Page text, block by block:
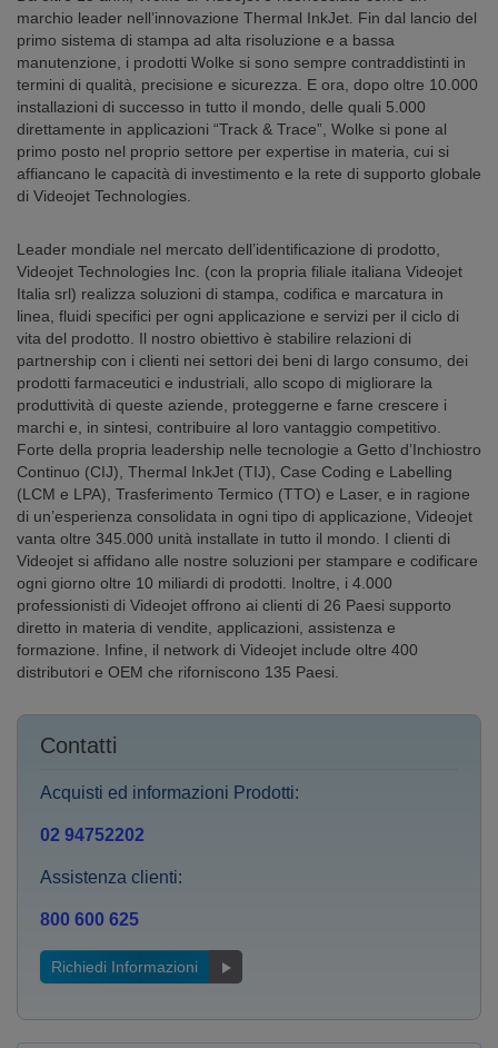
marchio leader nell’innovazione Thermal InkJet. Fin dal lancio del
primo sistema di stampa ad alta risoluzione e a bassa
manutenzione, i prodotti Wolke si sono sempre contraddistinti in
termini di qualità, precisione e sicurezza. E ora, dopo oltre 10.000
installazioni di successo in tutto il mondo, delle quali 5.000
direttamente in applicazioni “Track & Trace”, Wolke si pone al
primo posto nel proprio settore per expertise in materia, cui si
affiancano le capacità di investimento e la rete di supporto globale
di Videojet Technologies.
Leader mondiale nel mercato dell’identificazione di prodotto,
Videojet Technologies Inc. (con la propria filiale italiana Videojet
Italia srl) realizza soluzioni di stampa, codifica e marcatura in
linea, fluidi specifici per ogni applicazione e servizi per il ciclo di
vita del prodotto. Il nostro obiettivo è stabilire relazioni di
partnership con i clienti nei settori dei beni di largo consumo, dei
prodotti farmaceutici e industriali, allo scopo di migliorare la
produttività di queste aziende, proteggerne e farne crescere i
marchi e, in sintesi, contribuire al loro vantaggio competitivo.
Forte della propria leadership nelle tecnologie a Getto d’Inchiostro
Continuo (CIJ), Thermal InkJet (TIJ), Case Coding e Labelling
(LCM e LPA), Trasferimento Termico (TTO) e Laser, e in ragione
di un’esperienza consolidata in ogni tipo di applicazione, Videojet
vanta oltre 345.000 unità installate in tutto il mondo. I clienti di
Videojet si affidano alle nostre soluzioni per stampare e codificare
ogni giorno oltre 10 miliardi di prodotti. Inoltre, i 4.000
professionisti di Videojet offrono ai clienti di 26 Paesi supporto
diretto in materia di vendite, applicazioni, assistenza e
formazione. Infine, il network di Videojet include oltre 400
distributori e OEM che riforniscono 135 Paesi.
Contatti
Acquisti ed informazioni Prodotti:
02 94752202
Assistenza clienti:
800 600 625
Richiedi Informazioni